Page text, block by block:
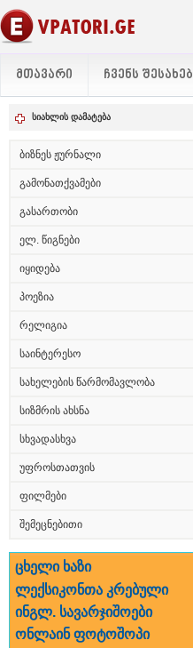
ᲛᲗᲐᲕᲐᲠᲘ ᲩᲕᲔᲜᲡ ᲨᲔᲡᲐᲮᲔᲑ
სიახლის დამატება
ბიზნეს ჟურნალი
გამონათქვამები
გასართობი
ელ. წიგნები
იყიდება
პოეზია
რელიგია
საინტერესო
სახელების წარმომავლობა
სიზმრის ახსნა
სხვადასხვა
უფროსთათვის
ფილმები
შემეცნებითი
ცხელი ხაზი
ლექსიკონთა კრებული
ინგლ. სავარჯიშოები
ონლაინ ფოტოშოპი